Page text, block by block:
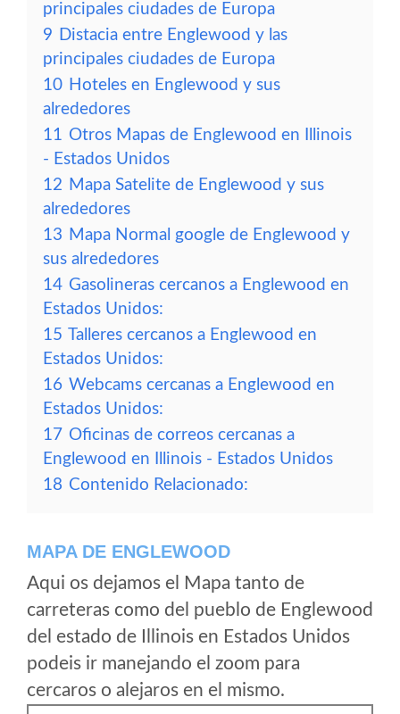
principales ciudades de Europa
9 Distacia entre Englewood y las
principales ciudades de Europa
10 Hoteles en Englewood y sus
alrededores
11 Otros Mapas de Englewood en Illinois
- Estados Unidos
12 Mapa Satelite de Englewood y sus
alrededores
13 Mapa Normal google de Englewood y
sus alrededores
14 Gasolineras cercanos a Englewood en
Estados Unidos:
15 Talleres cercanos a Englewood en
Estados Unidos:
16 Webcams cercanas a Englewood en
Estados Unidos:
17 Oficinas de correos cercanas a
Englewood en Illinois - Estados Unidos
18 Contenido Relacionado:
MAPA DE ENGLEWOOD
Aqui os dejamos el Mapa tanto de
carreteras como del pueblo de Englewood
del estado de Illinois en Estados Unidos
podeis ir manejando el zoom para
cercaros o alejaros en el mismo.